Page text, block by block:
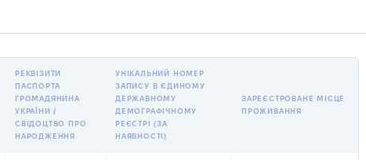
РЕКВІЗИТИ
ПАСПОРТА
ГРОМАДЯНИНА
УКРАЇНИ /
СВІДОЦТВО ПРО
НАРОДЖЕННЯ
УНІКАЛЬНИЙ НОМЕР
ЗАПИСУ В ЄДИНОМУ
ДЕРЖАВНОМУ
ДЕМОГРАФІЧНОМУ
РЕЄСТРІ (ЗА
НАЯВНОСТІ)
ЗАРЕЄСТРОВАНЕ МІСЦЕ
ПРОЖИВАННЯ